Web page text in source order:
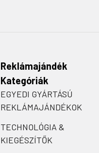
Reklámajándék
Kategóriák
EGYEDI GYÁRTÁSÚ
REKLÁMAJÁNDÉKOK
TECHNOLÓGIA &
KIEGÉSZÍTŐK